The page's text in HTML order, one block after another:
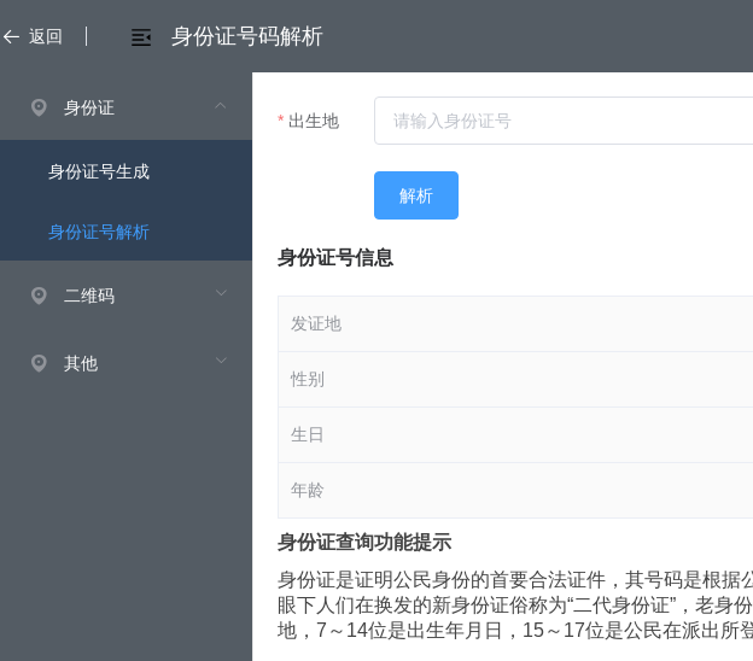
返回 身份证号码解析
身份证
身份证号生成
身份证号解析
二维码
其他
出生地
解析
身份证号信息
发证地
性别
生日
年龄
身份证查询功能提示
身份证是证明公民身份的首要合法证件，其号码是根据
眼下人们在换发的新身份证俗称为“二代身份证”，老身
地，7～14位是出生年月日，15～17位是公民在派出所